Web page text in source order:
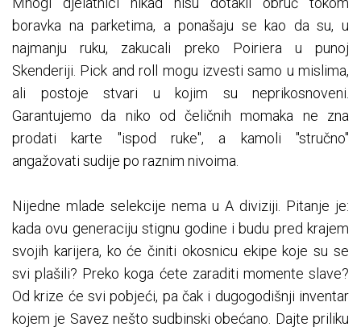
boravka na parketima, a ponašaju se kao da su, u
najmanju ruku, zakucali preko Poiriera u punoj
Skenderiji. Pick and roll mogu izvesti samo u mislima,
ali postoje stvari u kojim su neprikosnoveni.
Garantujemo da niko od čeličnih momaka ne zna
prodati karte "ispod ruke", a kamoli "stručno"
angažovati sudije po raznim nivoima.
Nijedne mlade selekcije nema u A diviziji. Pitanje je:
kada ovu generaciju stignu godine i budu pred krajem
svojih karijera, ko će činiti okosnicu ekipe koje su se
svi plašili? Preko koga ćete zaraditi momente slave?
Od krize će svi pobjeći, pa čak i dugogodišnji inventar
kojem je Savez nešto sudbinski obećano. Dajte priliku